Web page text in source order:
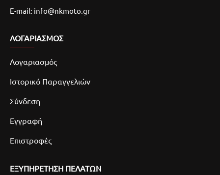
E-mail: info@nkmoto.gr
ΛΟΓΑΡΙΑΣΜΌΣ
Λογαριασμός
Ιστορικό Παραγγελιών
Σύνδεση
Εγγραφή
Επιστροφές
ΕΞΥΠΗΡΕΤΗΣΗ ΠΕΛΑΤΩΝ